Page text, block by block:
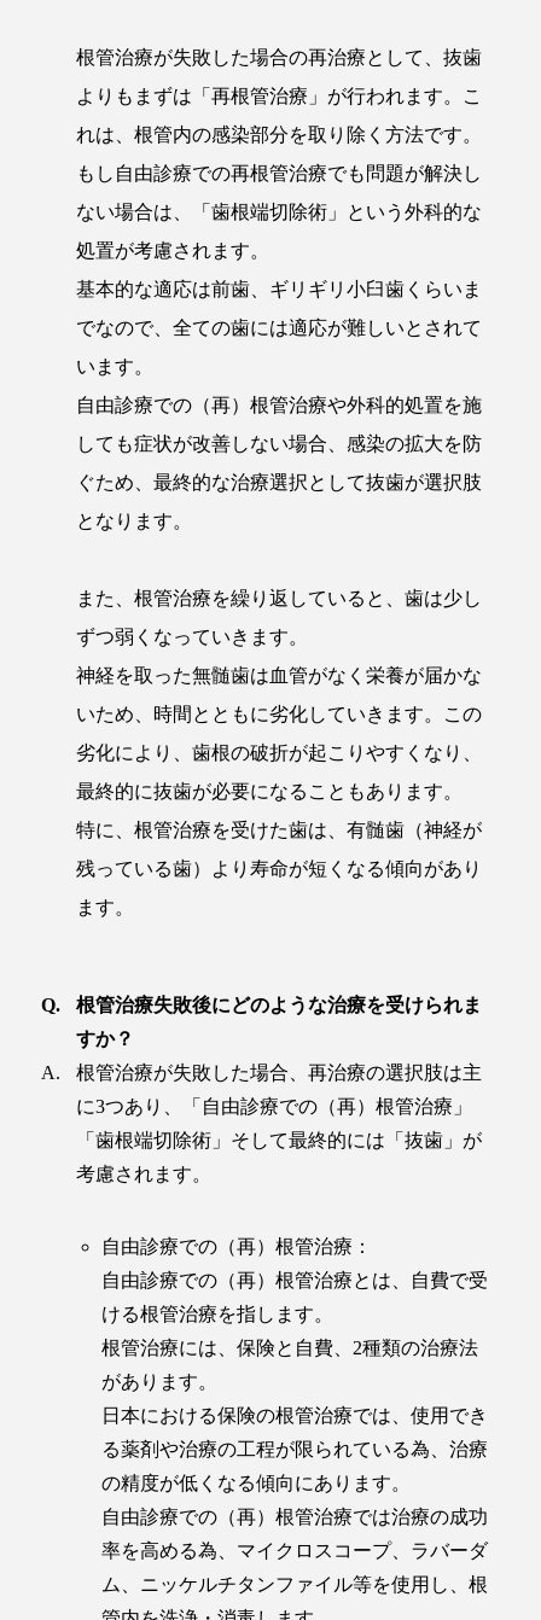
根管治療が失敗した場合の再治療として、抜歯
よりもまずは「再根管治療」が行われます。こ
れは、根管内の感染部分を取り除く方法です。
もし自由診療での再根管治療でも問題が解決し
ない場合は、「歯根端切除術」という外科的な
処置が考慮されます。
基本的な適応は前歯、ギリギリ小臼歯くらいま
でなので、全ての歯には適応が難しいとされて
います。
自由診療での（再）根管治療や外科的処置を施
しても症状が改善しない場合、感染の拡大を防
ぐため、最終的な治療選択として抜歯が選択肢
となります。
また、根管治療を繰り返していると、歯は少し
ずつ弱くなっていきます。
神経を取った無髄歯は血管がなく栄養が届かな
いため、時間とともに劣化していきます。この
劣化により、歯根の破折が起こりやすくなり、
最終的に抜歯が必要になることもあります。
特に、根管治療を受けた歯は、有髄歯（神経が
残っている歯）より寿命が短くなる傾向があり
ます。
根管治療失敗後にどのような治療を受けられま
すか？
根管治療が失敗した場合、再治療の選択肢は主
に3つあり、「自由診療での（再）根管治療」
「歯根端切除術」そして最終的には「抜歯」が
考慮されます。
自由診療での（再）根管治療：
自由診療での（再）根管治療とは、自費で受
ける根管治療を指します。
根管治療には、保険と自費、2種類の治療法
があります。
日本における保険の根管治療では、使用でき
る薬剤や治療の工程が限られている為、治療
の精度が低くなる傾向にあります。
自由診療での（再）根管治療では治療の成功
率を高める為、マイクロスコープ、ラバーダ
ム、ニッケルチタンファイル等を使用し、根